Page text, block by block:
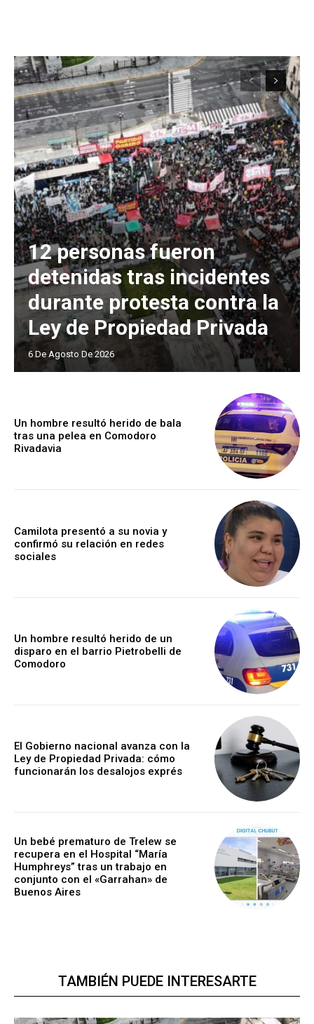
12 personas fueron
detenidas tras incidentes
durante protesta contra la
Ley de Propiedad Privada
6 De Agosto De 2026
Un hombre resultó herido de bala
tras una pelea en Comodoro
Rivadavia
Camilota presentó a su novia y
confirmó su relación en redes
sociales
Un hombre resultó herido de un
disparo en el barrio Pietrobelli de
Comodoro
El Gobierno nacional avanza con la
Ley de Propiedad Privada: cómo
funcionarán los desalojos exprés
Un bebé prematuro de Trelew se
recupera en el Hospital “María
Humphreys” tras un trabajo en
conjunto con el «Garrahan» de
Buenos Aires
TAMBIÉN PUEDE INTERESARTE